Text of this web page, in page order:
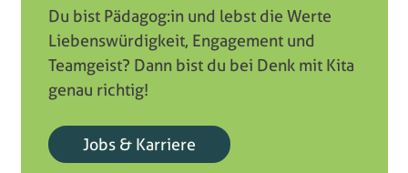
Du bist Pädagog:in und lebst die Werte
Liebenswürdigkeit, Engagement und
Teamgeist? Dann bist du bei Denk mit Kita
genau richtig!
Jobs & Karriere